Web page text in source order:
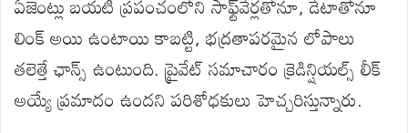
లింక్ అయి ఉంటాయి కాబట్టి, భద్రతాపరమైన లోపాలు
తలెత్తే ఛాన్స్ ఉంటుంది. ప్రైవేట్ సమాచారం క్రెడిన్షియల్స్ లీక్
అయ్యే ప్రమాదం ఉందని పరిశోధకులు హెచ్చరిస్తున్నారు.